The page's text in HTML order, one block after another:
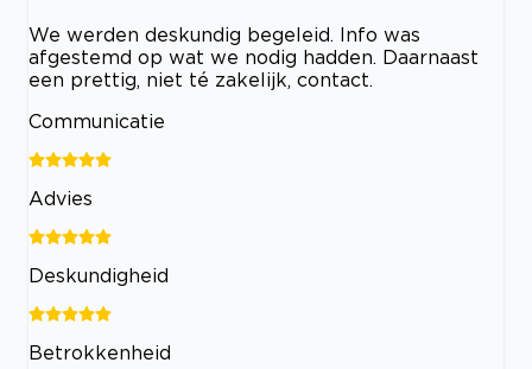
We werden deskundig begeleid. Info was
afgestemd op wat we nodig hadden. Daarnaast
een prettig, niet té zakelijk, contact.
Communicatie
Advies
Deskundigheid
Betrokkenheid